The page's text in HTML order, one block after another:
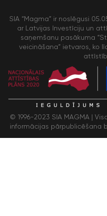
SIA “Magma” ir noslēgusi
ar Latvijas Investīciju un
saņemšanu pasākuma
veicināšana” ietvaros, ko
© 1996-2023 SIA MAGMA |
informācijas pārpublicēšana